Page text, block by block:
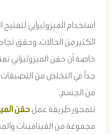
استخدام الميزوثيرابي
الكثير من الحالات، وحقق
خاصة أن حقن الميزوثيرابي
جداً في التخلص من
من الجسم.
تتمحور طريقة عملحقن
مجموعة من الفيتامينات